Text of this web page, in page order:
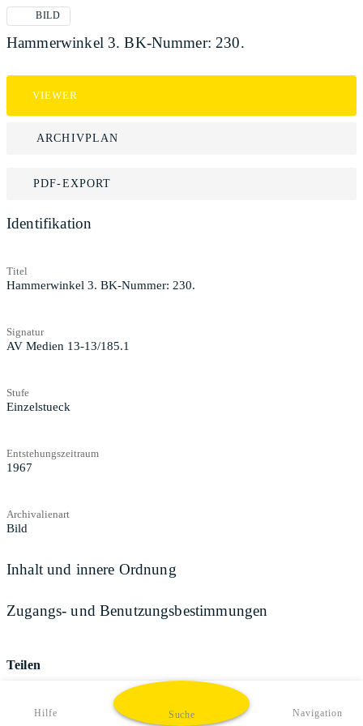
BILD
Hammerwinkel 3. BK-Nummer: 230.
VIEWER
ARCHIVPLAN
PDF-EXPORT
Identifikation
Titel
Hammerwinkel 3. BK-Nummer: 230.
Signatur
AV Medien 13-13/185.1
Stufe
Einzelstueck
Entstehungszeitraum
1967
Archivalienart
Bild
Inhalt und innere Ordnung
Zugangs- und Benutzungsbestimmungen
Teilen
Hilfe Suche Navigation